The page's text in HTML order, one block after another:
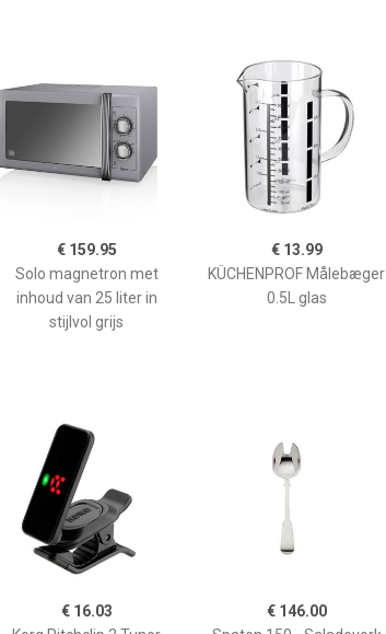
€ 159.95
Solo magnetron met
inhoud van 25 liter in
stijlvol grijs
€ 13.99
KÜCHENPROF Målebæger
0.5L glas
€ 16.03
€ 146.00